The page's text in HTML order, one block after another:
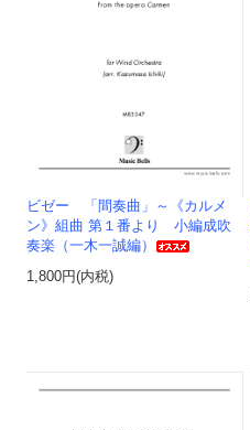
ビゼー 「間奏曲」～《カルメ
ン》組曲 第１番より 小編成吹
奏楽（一木一誠編）
1,800円(内税)